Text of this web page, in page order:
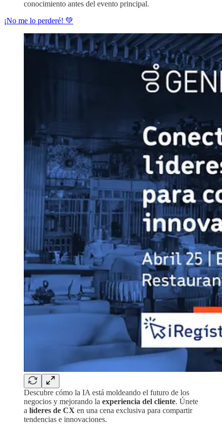
conocimiento antes del evento principal.
¡No me lo perderé! 💚
Descubre cómo la IA está moldeando el futuro de los
negocios y mejorando la experiencia del cliente. Únete
a líderes de CX en una cena exclusiva para compartir
tendencias e innovaciones.